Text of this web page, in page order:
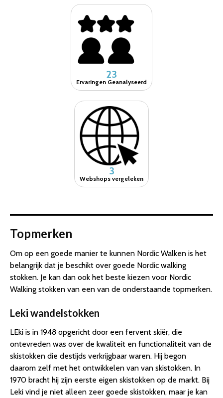
23
Ervaringen Geanalyseerd
3
Webshops vergeleken
Topmerken
Om op een goede manier te kunnen Nordic Walken is het
belangrijk dat je beschikt over goede Nordic walking
stokken. Je kan dan ook het beste kiezen voor Nordic
Walking stokken van een van de onderstaande topmerken.
Leki wandelstokken
LEki is in 1948 opgericht door een fervent skiër, die
ontevreden was over de kwaliteit en functionaliteit van de
skistokken die destijds verkrijgbaar waren. Hij begon
daarom zelf met het ontwikkelen van van skistokken. In
1970 bracht hij zijn eerste eigen skistokken op de markt. Bij
Leki vind je niet alleen zeer goede skistokken, maar je kan